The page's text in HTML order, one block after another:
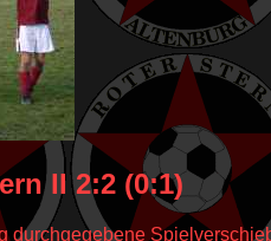
II 2:2 (0:1)
durchgegebene